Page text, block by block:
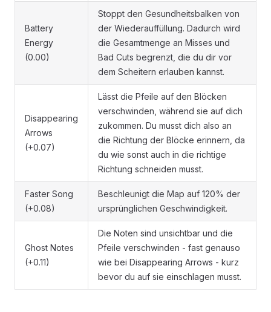
Battery
Energy
(0.00)
Stoppt den Gesundheitsbalken von
der Wiederauffüllung. Dadurch wird
die Gesamtmenge an Misses und
Bad Cuts begrenzt, die du dir vor
dem Scheitern erlauben kannst.
Disappearing
Arrows
(+0.07)
Lässt die Pfeile auf den Blöcken
verschwinden, während sie auf dich
zukommen. Du musst dich also an
die Richtung der Blöcke erinnern, da
du wie sonst auch in die richtige
Richtung schneiden musst.
Faster Song
(+0.08)
Beschleunigt die Map auf 120% der
ursprünglichen Geschwindigkeit.
Ghost Notes
(+0.11)
Die Noten sind unsichtbar und die
Pfeile verschwinden - fast genauso
wie bei Disappearing Arrows - kurz
bevor du auf sie einschlagen musst.